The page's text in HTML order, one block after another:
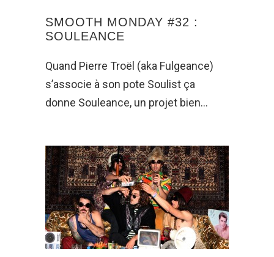
SMOOTH MONDAY #32 :
SOULEANCE
Quand Pierre Troël (aka Fulgeance)
s’associe à son pote Soulist ça
donne Souleance, un projet bien…